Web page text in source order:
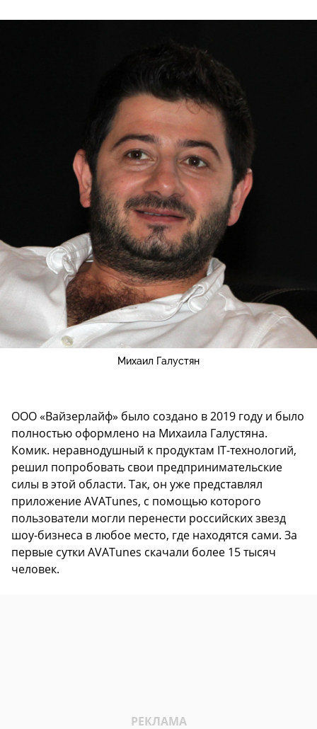
Михаил Галустян
ООО «Вайзерлайф» было создано в 2019 году и было
полностью оформлено на Михаила Галустяна.
Комик. неравнодушный к продуктам IT-технологий,
решил попробовать свои предпринимательские
силы в этой области. Так, он уже представлял
приложение AVATunes, с помощью которого
пользователи могли перенести российских звезд
шоу-бизнеса в любое место, где находятся сами. За
первые сутки AVATunes скачали более 15 тысяч
человек.